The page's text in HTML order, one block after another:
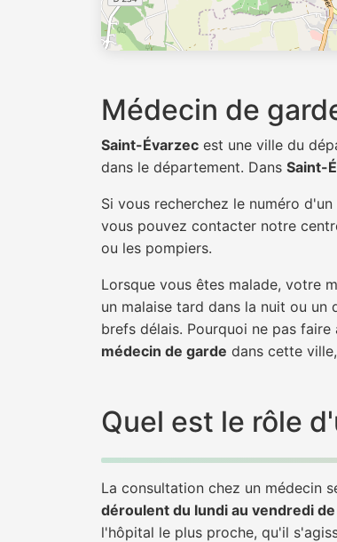
Médecin de
Saint-Évarzec est une ville du
dans le département. Dans Saint-
Si vous recherchez le numéro
vous pouvez contacter notre
ou les pompiers.
Lorsque vous êtes malade, votre
un malaise tard dans la nuit ou
brefs délais. Pourquoi ne pas
médecin de garde dans cette
Quel est le rôle
La consultation chez un médecin
déroulent du lundi au vendredi
l'hôpital le plus proche, qu'il